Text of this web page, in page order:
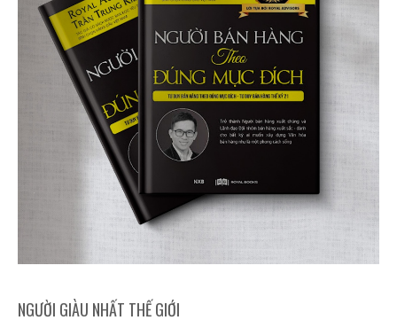
NGƯỜI GIÀU NHẤT THẾ GIỚI